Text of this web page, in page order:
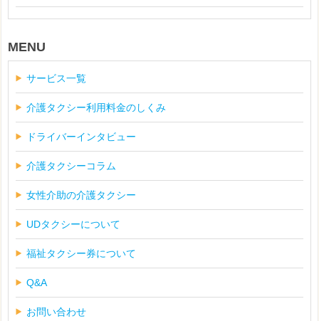
MENU
サービス一覧
介護タクシー利用料金のしくみ
ドライバーインタビュー
介護タクシーコラム
女性介助の介護タクシー
UDタクシーについて
福祉タクシー券について
Q&A
お問い合わせ